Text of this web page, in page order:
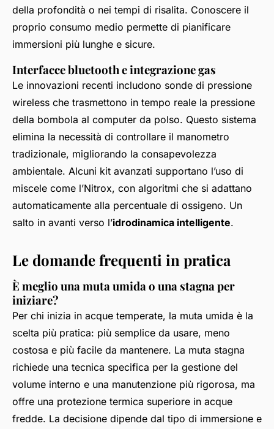
della profondità o nei tempi di risalita. Conoscere il
proprio consumo medio permette di pianificare
immersioni più lunghe e sicure.
Interfacce bluetooth e integrazione gas
Le innovazioni recenti includono sonde di pressione
wireless che trasmettono in tempo reale la pressione
della bombola al computer da polso. Questo sistema
elimina la necessità di controllare il manometro
tradizionale, migliorando la consapevolezza
ambientale. Alcuni kit avanzati supportano l’uso di
miscele come l’Nitrox, con algoritmi che si adattano
automaticamente alla percentuale di ossigeno. Un
salto in avanti verso l’idrodinamica intelligente.
Le domande frequenti in pratica
È meglio una muta umida o una stagna per
iniziare?
Per chi inizia in acque temperate, la muta umida è la
scelta più pratica: più semplice da usare, meno
costosa e più facile da mantenere. La muta stagna
richiede una tecnica specifica per la gestione del
volume interno e una manutenzione più rigorosa, ma
offre una protezione termica superiore in acque
fredde. La decisione dipende dal tipo di immersione e